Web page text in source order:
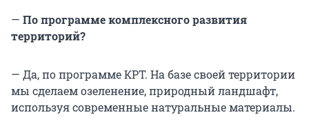
— По программе комплексного развития
территорий?
— Да, по программе КРТ. На базе своей территории
мы сделаем озеленение, природный ландшафт,
используя современные натуральные материалы.